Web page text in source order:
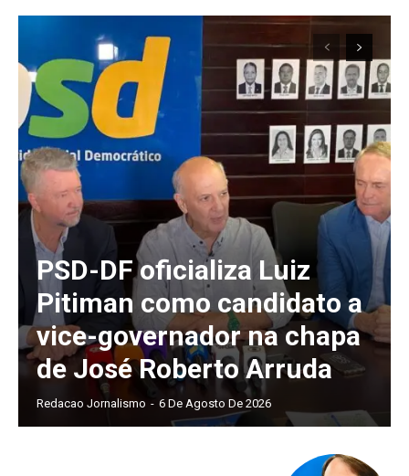
PSD-DF oficializa Luiz
Pitiman como candidato a
vice-governador na chapa
de José Roberto Arruda
Redacao Jornalismo - 6 De Agosto De 2026